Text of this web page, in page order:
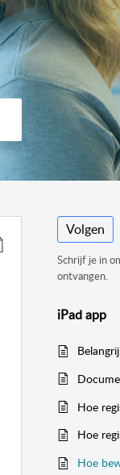
Volgen
Schrijf je in
ontvangen.
iPad app
Hoe